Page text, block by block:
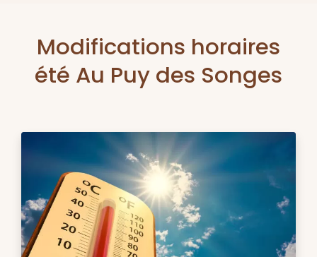
Modifications horaires
été Au Puy des Songes